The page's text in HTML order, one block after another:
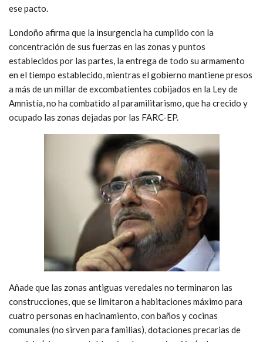
ese pacto.
Londoño afirma que la insurgencia ha cumplido con la
concentración de sus fuerzas en las zonas y puntos
establecidos por las partes, la entrega de todo su armamento
en el tiempo establecido, mientras el gobierno mantiene presos
a más de un millar de excombatientes cobijados en la Ley de
Amnistía, no ha combatido al paramilitarismo, que ha crecido y
ocupado las zonas dejadas por las FARC-EP.
Añade que las zonas antiguas veredales no terminaron las
construcciones, que se limitaron a habitaciones máximo para
cuatro personas en hacinamiento, con baños y cocinas
comunales (no sirven para familias), dotaciones precarias de